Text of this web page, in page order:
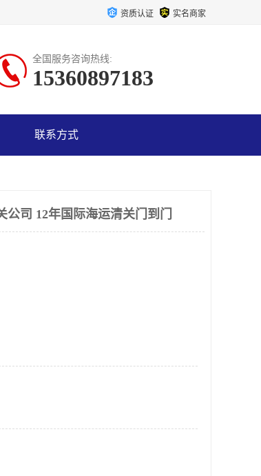
资质认证 实名商家
全国服务咨询热线:
15360897183
联系方式
司 12年国际海运清关门到门